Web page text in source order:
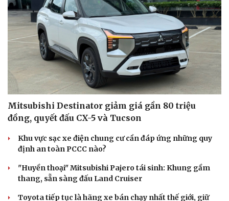
Văn hóa
Sân khấu - Điện ảnh
Văn học
Âm nhạc
Giải trí
Thời trang
Sao Việt
Mitsubishi Destinator giảm giá gần 80 triệu
đồng, quyết đấu CX-5 và Tucson
Khu vực sạc xe điện chung cư cần đáp ứng những quy
định an toàn PCCC nào?
"Huyền thoại" Mitsubishi Pajero tái sinh: Khung gầm
thang, sẵn sàng đấu Land Cruiser
Toyota tiếp tục là hãng xe bán chạy nhất thế giới, giữ